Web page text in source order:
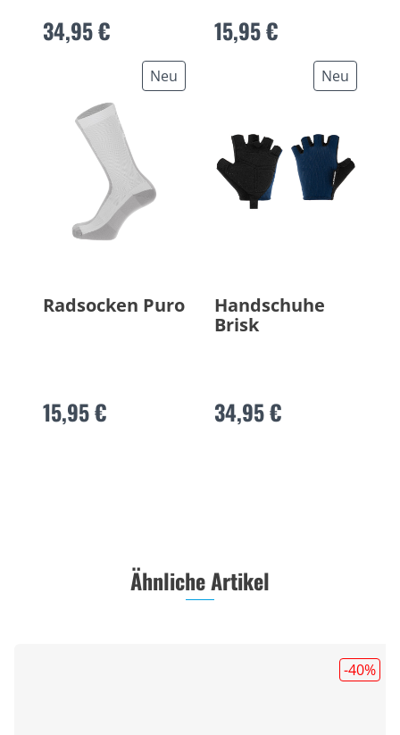
34,95 € 15,95 €
Neu
Radsocken Puro
15,95 €
Neu
Handschuhe
Brisk
34,95 €
Ähnliche Artikel
-40%